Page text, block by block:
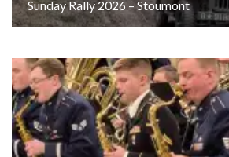
Sunday Rally 2026 – Stoumont